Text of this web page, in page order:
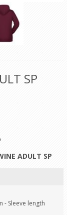
SP
ADULT SP
- Sleeve length